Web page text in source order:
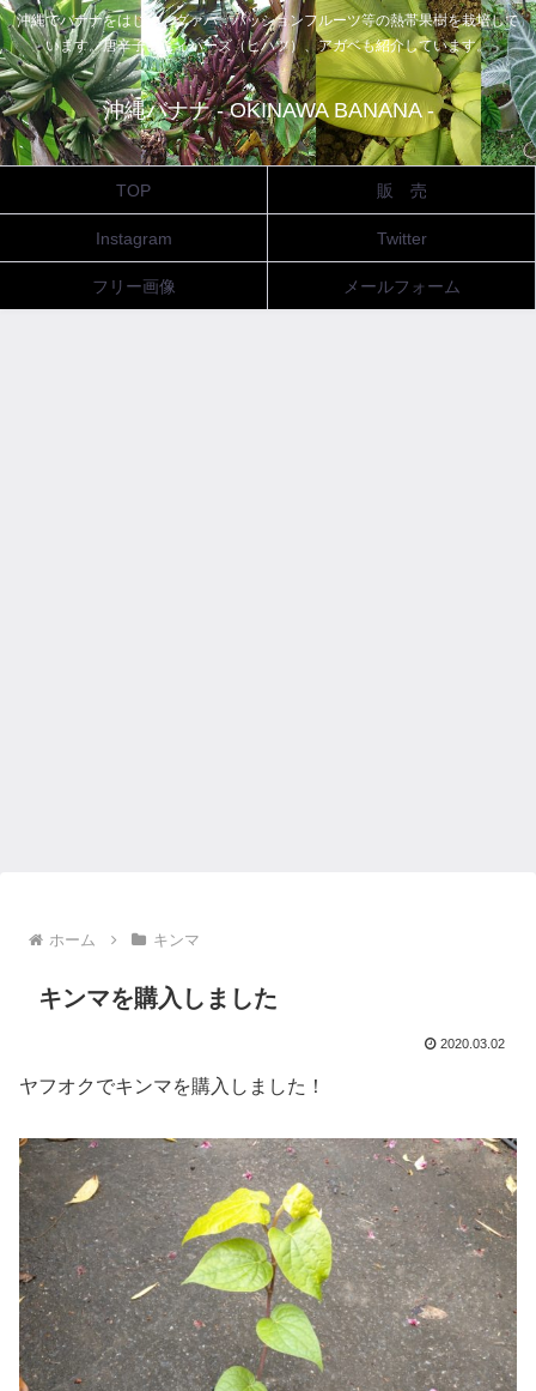
沖縄でバナナをはじめ、グァバ、パッションフルーツ等の熱帯果樹を栽培して
います。唐辛子、ピィパーズ（ヒハツ）、アガベも紹介しています。
沖縄バナナ - OKINAWA BANANA -
TOP 販 売
Instagram Twitter
フリー画像 メールフォーム
ホーム キンマ
キンマを購入しました
2020.03.02
ヤフオクでキンマを購入しました！